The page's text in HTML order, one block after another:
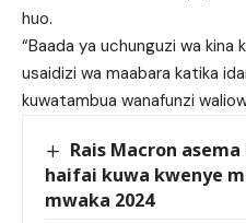
huo.
“Baada ya uchunguzi wa kina
usaidizi wa maabara katika
kuwatambua wanafunzi
Rais Macron
haifai kuwa kwenye
mwaka 2024